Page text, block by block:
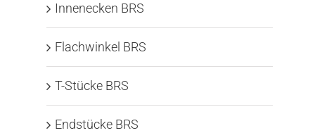
Innenecken BRS
Flachwinkel BRS
T-Stücke BRS
Endstücke BRS